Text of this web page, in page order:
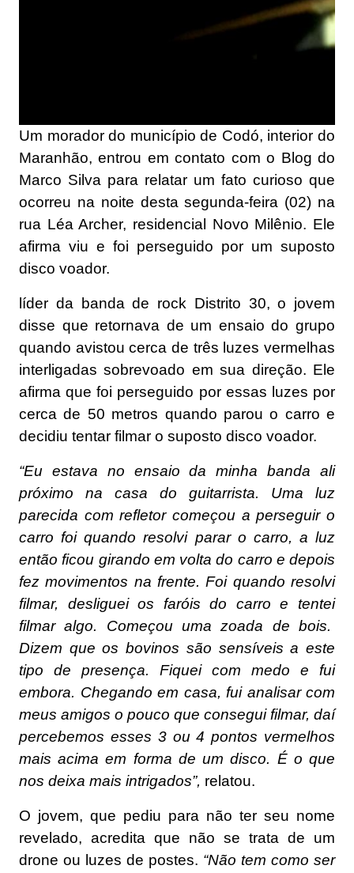
Um morador do município de Codó, interior do
Maranhão, entrou em contato com o Blog do
Marco Silva para relatar um fato curioso que
ocorreu na noite desta segunda-feira (02) na
rua Léa Archer, residencial Novo Milênio. Ele
afirma viu e foi perseguido por um suposto
disco voador.
líder da banda de rock Distrito 30, o jovem
disse que retornava de um ensaio do grupo
quando avistou cerca de três luzes vermelhas
interligadas sobrevoado em sua direção. Ele
afirma que foi perseguido por essas luzes por
cerca de 50 metros quando parou o carro e
decidiu tentar filmar o suposto disco voador.
“Eu estava no ensaio da minha banda ali
próximo na casa do guitarrista. Uma luz
parecida com refletor começou a perseguir o
carro foi quando resolvi parar o carro, a luz
então ficou girando em volta do carro e depois
fez movimentos na frente. Foi quando resolvi
filmar, desliguei os faróis do carro e tentei
filmar algo. Começou uma zoada de bois.
Dizem que os bovinos são sensíveis a este
tipo de presença. Fiquei com medo e fui
embora. Chegando em casa, fui analisar com
meus amigos o pouco que consegui filmar, daí
percebemos esses 3 ou 4 pontos vermelhos
mais acima em forma de um disco. É o que
nos deixa mais intrigados”, relatou.
O jovem, que pediu para não ter seu nome
revelado, acredita que não se trata de um
drone ou luzes de postes. “Não tem como ser